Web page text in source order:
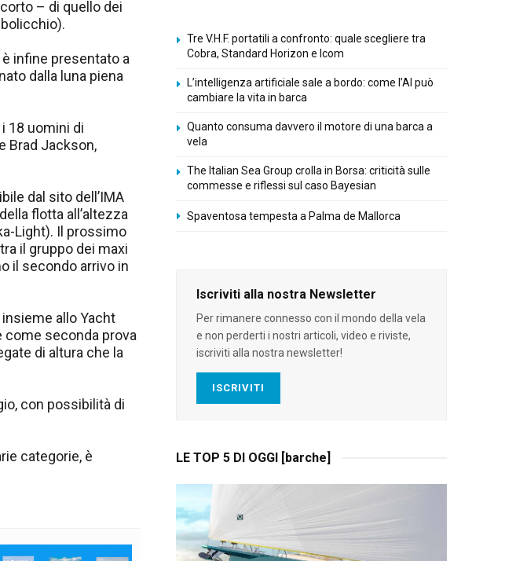
– di quello dei
è infine presentato a
dalla luna piena
18 uomini di
Brad Jackson,
dal sito dell’IMA
flotta all’altezza
Light). Il prossimo
il gruppo dei maxi
il secondo arrivo in
insieme allo Yacht
come seconda prova
di altura che la
con possibilità di
categorie, è
Tre V.H.F. portatili a confronto: quale scegliere tra
Cobra, Standard Horizon e Icom
L’intelligenza artificiale sale a bordo: come l’AI può
cambiare la vita in barca
Quanto consuma davvero il motore di una barca a
vela
The Italian Sea Group crolla in Borsa: criticità sulle
commesse e riflessi sul caso Bayesian
Spaventosa tempesta a Palma de Mallorca
Iscriviti alla nostra Newsletter
Per rimanere connesso con il mondo della vela
e non perderti i nostri articoli, video e riviste,
iscriviti alla nostra newsletter!
ISCRIVITI
LE TOP 5 DI OGGI [barche]